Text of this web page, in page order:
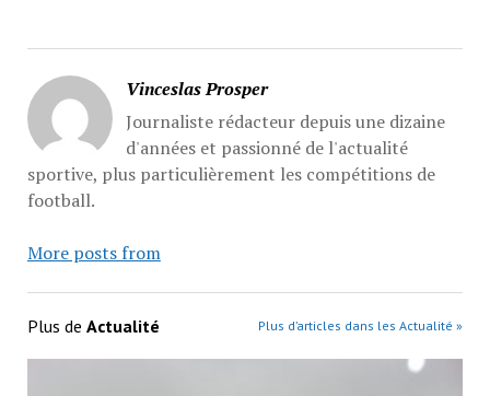
Vinceslas Prosper
Journaliste rédacteur depuis une dizaine
d'années et passionné de l'actualité
sportive, plus particulièrement les compétitions de
football.
More posts from
Plus de Actualité Plus d’articles dans les Actualité »